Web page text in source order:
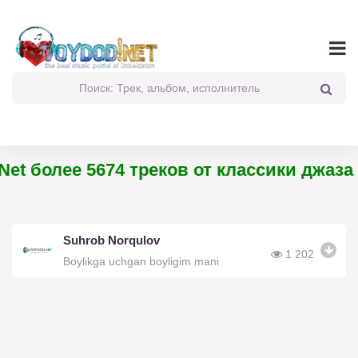
более 5674 треков от классики джаза
Suhrob Norqulov
Boylikga uchgan boyligim mani
1 202